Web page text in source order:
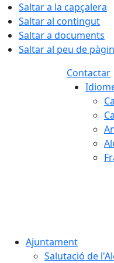
Saltar a la capçalera
Saltar al contingut
Saltar a documents
Saltar al peu de
Contactar
Ajuntament
Salutació de